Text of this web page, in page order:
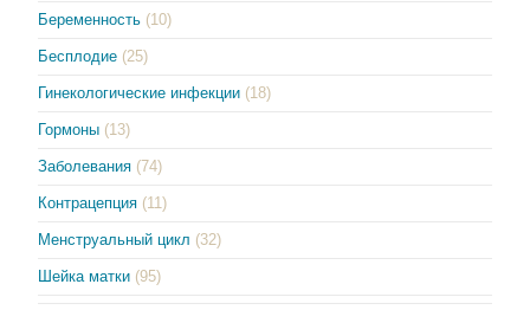
Беременность (10)
Бесплодие (25)
Гинекологические инфекции (18)
Гормоны (13)
Заболевания (74)
Контрацепция (11)
Менструальный цикл (32)
Шейка матки (95)